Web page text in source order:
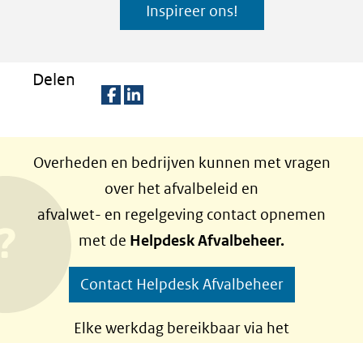
Inspireer ons!
Delen
l
e
n
o
p
F
l
e
n
o
p
L
Overheden en bedrijven kunnen met vragen
over het afvalbeleid en
afvalwet- en regelgeving contact opnemen
met de Helpdesk Afvalbeheer.
Contact Helpdesk Afvalbeheer
Elke werkdag bereikbaar via het